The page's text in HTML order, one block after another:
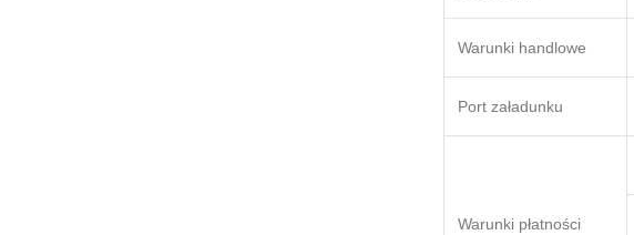
Warunki handlowe
Port załadunku
Warunki płatności